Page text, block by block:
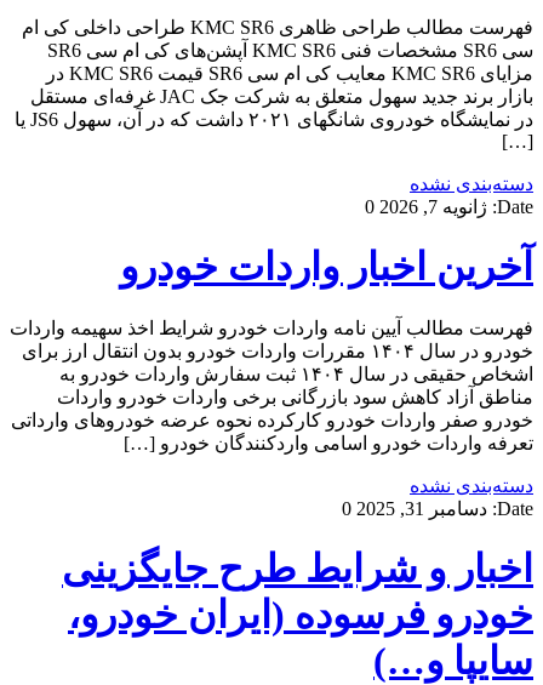
فهرست مطالب طراحی ظاهری KMC SR6 طراحی داخلی کی ام
سی SR6 مشخصات فنی KMC SR6 آپشن‌های کی ام سی SR6
مزایای KMC SR6 معایب کی ام سی SR6 قیمت KMC SR6 در
بازار برند جدید سهول متعلق به شرکت جک JAC غرفه‌ای مستقل
در نمایشگاه خودروی شانگهای ۲۰۲۱ داشت که در آن، سهول JS6 یا
[…]
دسته‌بندی نشده
Date: ژانویه 7, 2026 0
آخرین اخبار واردات خودرو
فهرست مطالب آیین نامه واردات خودرو شرایط اخذ سهیمه واردات
خودرو در سال ۱۴۰۴ مقررات واردات خودرو بدون انتقال ارز برای
اشخاص حقیقی در سال ۱۴۰۴ ثبت سفارش واردات خودرو به
مناطق آزاد کاهش سود بازرگانی برخی واردات خودرو واردات
خودرو صفر واردات خودرو کارکرده نحوه عرضه خودروهای وارداتی
تعرفه واردات خودرو اسامی واردکنندگان خودرو […]
دسته‌بندی نشده
Date: دسامبر 31, 2025 0
اخبار و شرایط طرح جایگزینی
خودرو فرسوده (ایران خودرو،
سایپا و…)